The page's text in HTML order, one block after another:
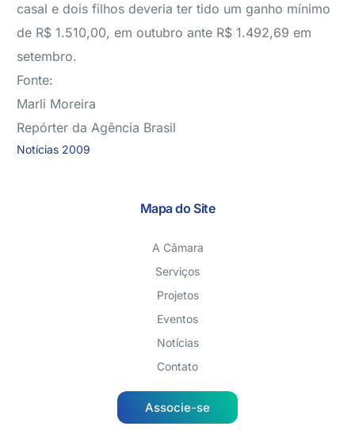
casal e dois filhos deveria ter tido um ganho mínimo
de R$ 1.510,00, em outubro ante R$ 1.492,69 em
setembro.
Fonte:
Marli Moreira
Repórter da Agência Brasil
Notícias 2009
Mapa do Site
A Câmara
Serviços
Projetos
Eventos
Notícias
Contato
Associe-se